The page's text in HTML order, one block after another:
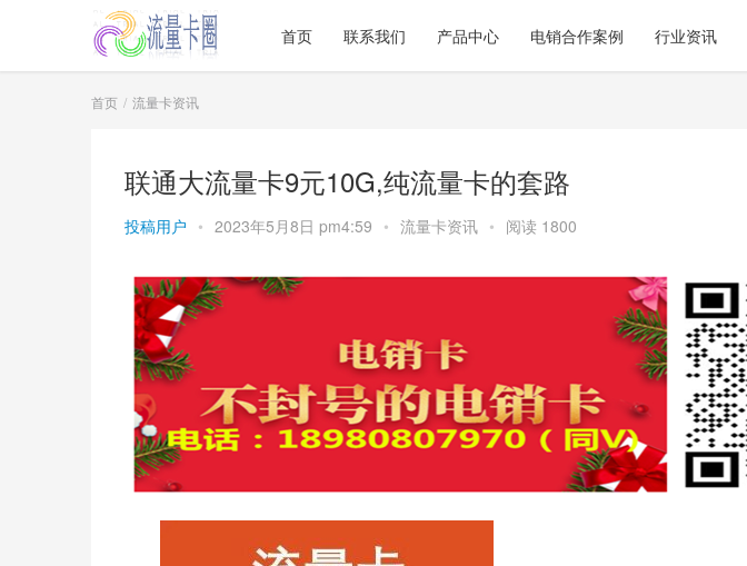
首页 联系我们 产品中心 电销合作案例 行业资讯
首页 流量卡资讯
联通大流量卡9元10G,纯流量卡的套路
投稿用户 • 2023年5月8日 pm4:59 • 流量卡资讯 • 阅读 1800